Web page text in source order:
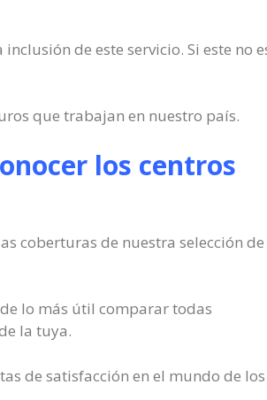
de este servicio. Si este no
que trabajan en nuestro país.
los centros
coberturas de nuestra selección de
lo más útil comparar todas
la tuya.
de satisfacción en el mundo de los